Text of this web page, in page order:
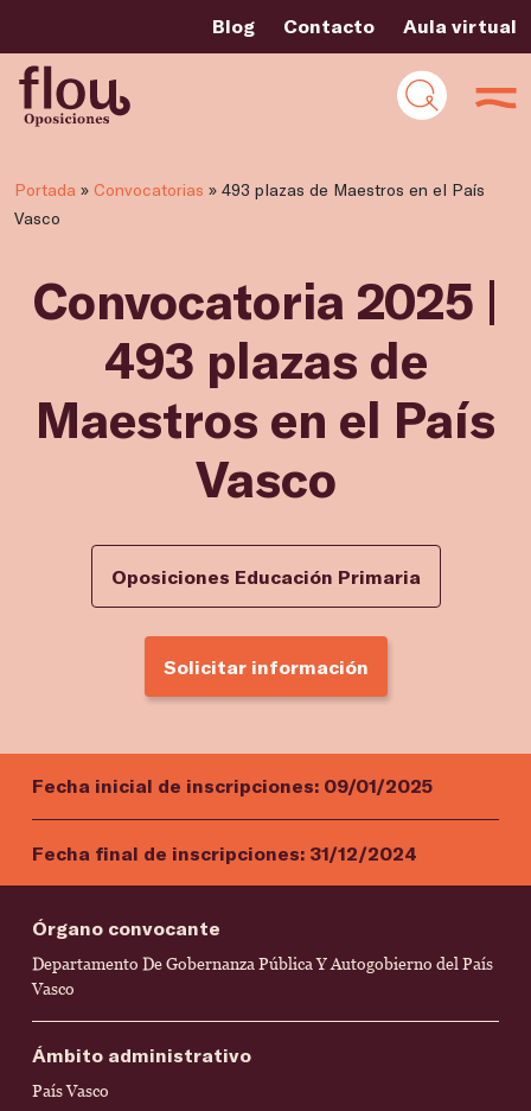
Blog Contacto Aula virtual
Portada » Convocatorias » 493 plazas de Maestros en el País
Vasco
Convocatoria 2025 |
493 plazas de
Maestros en el País
Vasco
Oposiciones Educación Primaria
Solicitar información
Fecha inicial de inscripciones: 09/01/2025
Fecha final de inscripciones: 31/12/2024
Órgano convocante
Departamento De Gobernanza Pública Y Autogobierno del País
Vasco
Ámbito administrativo
País Vasco